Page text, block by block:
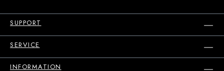
SUPPORT
SERVICE
INFORMATION